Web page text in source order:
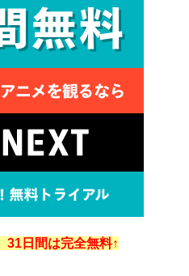
日間は完全無料↑